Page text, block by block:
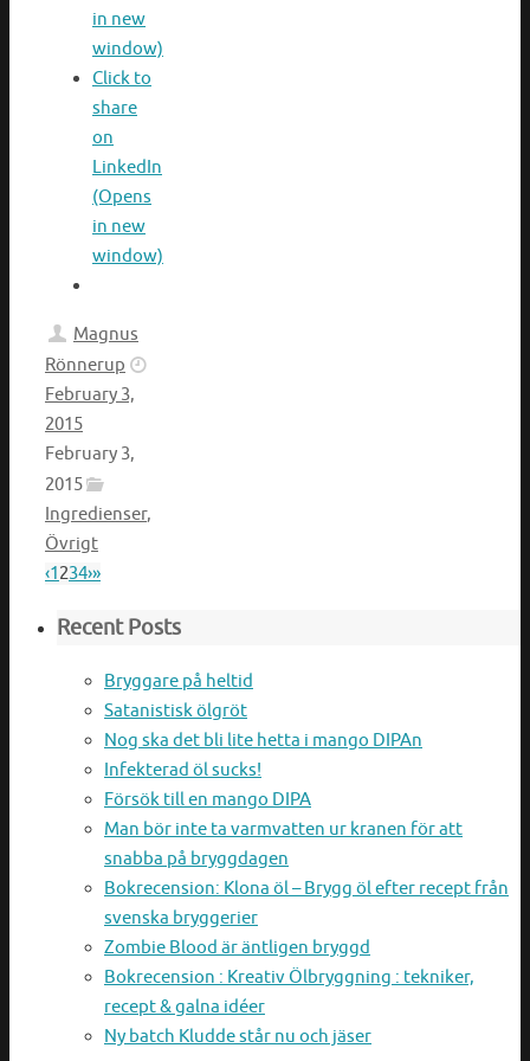
in new
window)
Click to
share
on
LinkedIn
(Opens
in new
window)
Magnus
Rönnerup
February 3,
2015
February 3,
2015
Ingredienser,
Övrigt
‹1234›»
Recent Posts
Bryggare på heltid
Satanistisk ölgröt
Nog ska det bli lite hetta i mango DIPAn
Infekterad öl sucks!
Försök till en mango DIPA
Man bör inte ta varmvatten ur kranen för att
snabba på bryggdagen
Bokrecension: Klona öl – Brygg öl efter recept från
svenska bryggerier
Zombie Blood är äntligen bryggd
Bokrecension : Kreativ Ölbryggning : tekniker,
recept & galna idéer
Ny batch Kludde står nu och jäser